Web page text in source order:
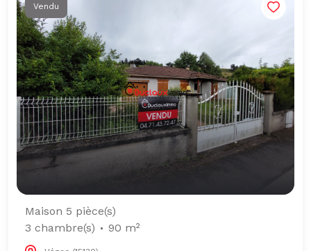
Vendu
Maison 5 pièce(s)
3 chambre(s)
90 m²